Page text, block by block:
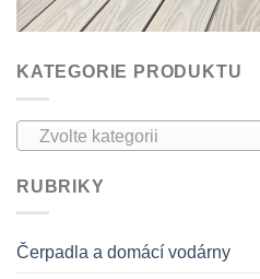
KATEGORIE PRODUKTU
Zvolte kategorii
RUBRIKY
Čerpadla a domácí vodárny